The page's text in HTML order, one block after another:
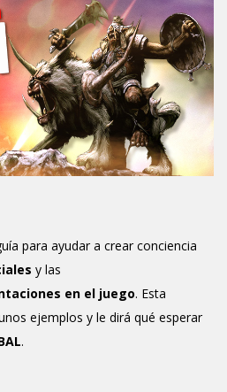
para ayudar a crear conciencia
y las
en el juego. Esta
ejemplos y le dirá qué esperar
.